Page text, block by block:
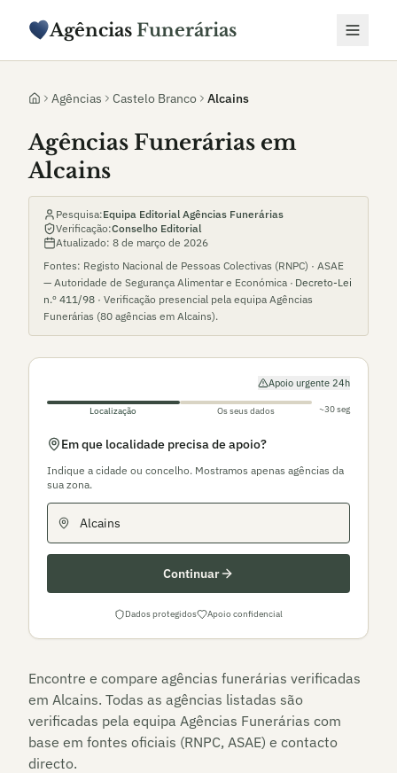
Agências Funerárias
Agências Castelo Branco Alcains
Agências Funerárias em
Alcains
Pesquisa:Equipa Editorial Agências Funerárias
Verificação:Conselho Editorial
Atualizado: 8 de março de 2026
Fontes: Registo Nacional de Pessoas Colectivas (RNPC) · ASAE
— Autoridade de Segurança Alimentar e Económica · Decreto-Lei
n.º 411/98 · Verificação presencial pela equipa Agências
Funerárias (80 agências em Alcains).
Apoio urgente 24h
Localização Os seus dados ~30 seg
Em que localidade precisa de apoio?
Indique a cidade ou concelho. Mostramos apenas agências da
sua zona.
Continuar
Dados protegidos Apoio confidencial
Encontre e compare agências funerárias verificadas
em Alcains. Todas as agências listadas são
verificadas pela equipa Agências Funerárias com
base em fontes oficiais (RNPC, ASAE) e contacto
directo.